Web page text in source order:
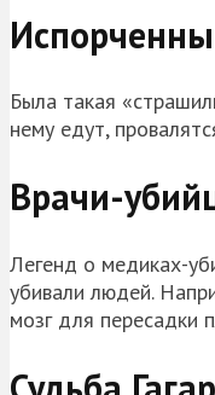
Была такая
нему едут,
Врачи-
Легенд о медиках-
убивали людей.
мозг для пересадки